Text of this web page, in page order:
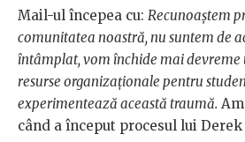
Mail-ul începea cu: Recunoaștem
comunitatea noastră, nu suntem de
întâmplat, vom închide mai devreme
resurse organizaționale pentru
experimentează această traumă.
când a început procesul lui Derek